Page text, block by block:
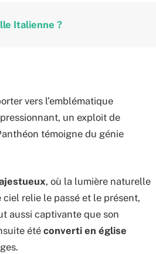
Italienne ?
vers l’emblématique
un exploit de
témoigne du génie
, où la lumière naturelle
relie le passé et le présent,
aussi captivante que son
été converti en église